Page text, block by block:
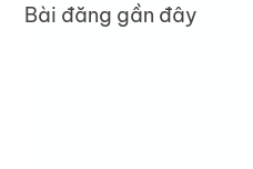
Bài đăng gần đây